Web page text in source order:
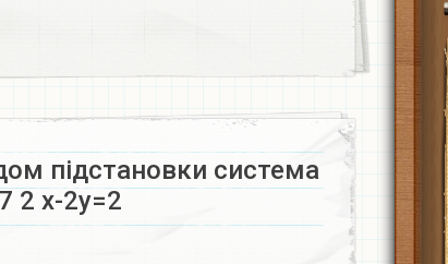
підстановки система
2 x-2y=2